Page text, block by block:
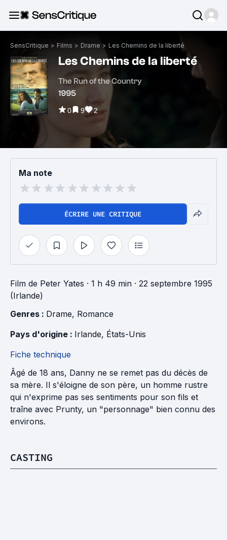
SensCritique > Films > Drame > Les Chemins de la liberté
Les Chemins de la liberté
The Run of the Country
1995
0 9 2
Ma note
ÉCRIRE UNE CRITIQUE
Film de Peter Yates · 1 h 49 min · 22 septembre 1995
(Irlande)
Genres : Drame, Romance
Pays d'origine : Irlande, États-Unis
Fiche technique
Âgé de 18 ans, Danny ne se remet pas du décès de
sa mère. Il s'éloigne de son père, un homme rustre
qui n'exprime pas ses sentiments pour son fils et
traîne avec Prunty, un "personnage" bien connu des
environs.
CASTING